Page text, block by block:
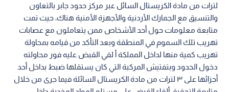
لترات من مادة الكريستال السائل عبر مركز حدود جابر بالتعاون
والتنسيق مع الجمارك الأردنية والأجهزة الأمنية هناك، حيث تمت
متابعة معلومات حول أحد الأشخاص ممن يتعاملون مع عصابات
تهريب تلك السموم في المنطقة وبعد التأكد من قيامه بمحاولة
تهريب كمية منها لداخل المملكة أ لقي القبض عليه فور محاولته
دخول الحدود وبتفتيش المركبة التي كان يستقلها ضبط بداخل أحد
أجزائها على ٣ لترات من مادة الكريستال السائلة فيما جرى من خلال